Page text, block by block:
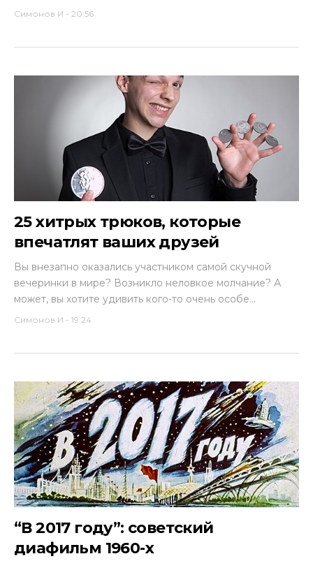
Симонов И - 20:56
25 хитрых трюков, которые
впечатлят ваших друзей
Вы внезапно оказались участником самой скучной
вечеринки в мире? Возникло неловкое молчание? А
может, вы хотите удивить кого-то очень особе...
Симонов И - 19:24
“В 2017 году”: советский
диафильм 1960-х